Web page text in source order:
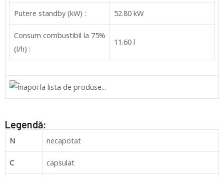
Putere standby (kW) : 52.80 kW
Consum combustibil la 75%
(l/h) :
11.60 l
Legendă:
N necapotat
C capsulat